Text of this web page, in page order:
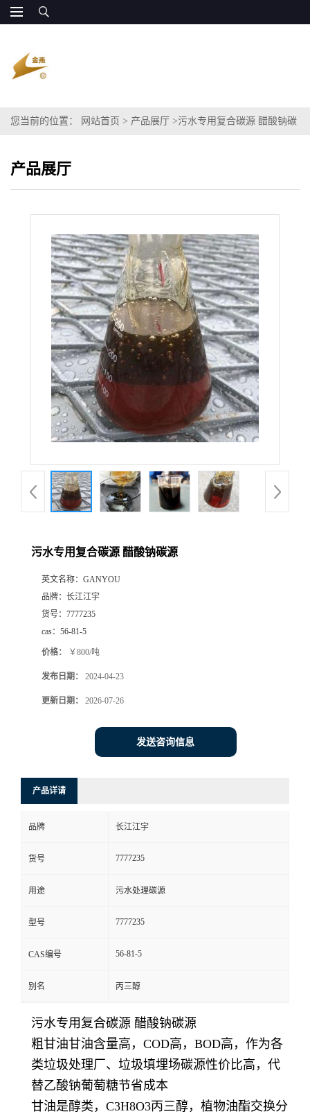
您当前的位置： 网站首页 > 产品展厅 >污水专用复合碳源 醋酸钠碳
产品展厅
污水专用复合碳源 醋酸钠碳源
英文名称： GANYOU
品牌： 长江江宇
货号： 7777235
cas： 56-81-5
价格： ￥800/吨
发布日期： 2024-04-23
更新日期： 2026-07-26
发送咨询信息
产品详请
品牌 长江江宇
货号 7777235
用途 污水处理碳源
型号 7777235
CAS编号 56-81-5
别名 丙三醇
污水专用复合碳源 醋酸钠碳源
粗甘油甘油含量高，COD高，BOD高，作为各
类垃圾处理厂、垃圾填埋场碳源性价比高，代
替乙酸钠葡萄糖节省成本
甘油是醇类，C3H8O3丙三醇，植物油酯交换分